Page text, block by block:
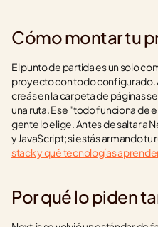
Cómo montar tu
El punto de partida es un solo
proyecto con todo configurado.
creás en la carpeta de páginas
una ruta. Ese "todo funciona de
gente lo elige. Antes de saltar a
y JavaScript; si estás armando tu
stack y qué tecnologías
Por qué lo piden